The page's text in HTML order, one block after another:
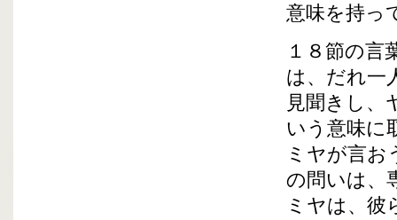
意味を持っ
１８節の言
は、だれ一
見聞きし、
いう意味に
ミヤが言
の問いは、
ミヤは、彼